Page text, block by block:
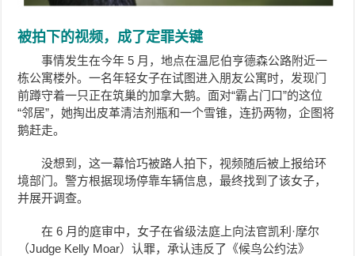
被拍下的视频，成了定罪关键
事情发生在今年 5 月，地点在温尼伯亨德森公路附近一
栋公寓楼外。一名年轻女子在试图进入朋友公寓时，发现门
前蹲守着一只正在筑巢的加拿大鹅。面对“霸占门口”的这位
“邻居”，她掏出皮革清洁剂瓶和一个雪锥，连扔两物，企图将
鹅赶走。
没想到，这一幕恰巧被路人拍下，视频随后被上报给环
境部门。警方根据现场停靠车辆信息，最终找到了该女子，
并展开调查。
在 6 月的庭审中，女子在省级法庭上向法官凯利·摩尔
（Judge Kelly Moar）认罪，承认违反了《候鸟公约法》